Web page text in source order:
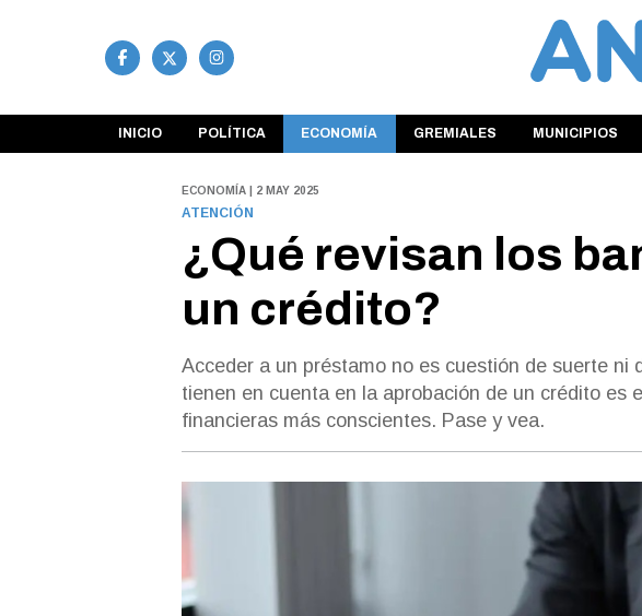
INICIO POLÍTICA ECONOMÍA GREMIALES MUNICIPIOS
ECONOMÍA | 2 MAY 2025
ATENCIÓN
¿Qué revisan los
un crédito?
Acceder a un préstamo no es cuestión de suerte
tienen en cuenta en la aprobación de un crédito es
financieras más conscientes. Pase y vea.